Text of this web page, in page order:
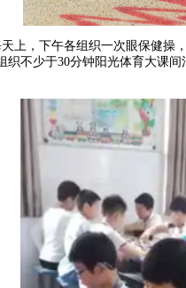
上，下午各组织一次眼保健
织不少于30分钟阳光体育